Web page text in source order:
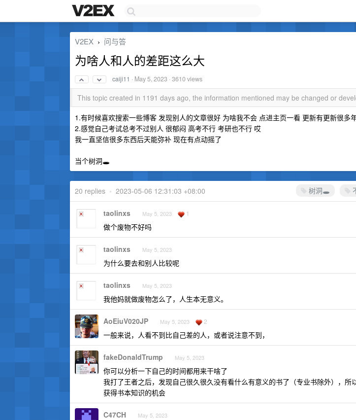
V2EX › 问与答
为啥人和人的差距这么大
caiji11 · May 5, 2023 · 3610 views
This topic created in 1191 days ago, the information mentioned may be changed or
1.有时候喜欢搜索一些博客 发现别人的文章很好 为啥我不会 点进主页一看 更新有更新很多
2.感觉自己考试总考不过别人 很郁闷 高考不行 考研也不行 哎
我一直坚信很多东西后天能弥补 现在有点动摇了
当个树洞🕳️
树洞🕳️
20 replies • 2023-05-06 12:31:03 +08:00
taolinxs May 5, 2023 1
做个废物不好吗
taolinxs May 5, 2023
为什么要去和别人比较呢
taolinxs May 5, 2023
我他妈就做废物怎么了，人生本无意义。
AoEiuV020JP May 5, 2023 2
一般来说，人看不到比自己差的人，或者说注意不到，
fakeDonaldTrump May 5, 2023
你可以分析一下自己的时间都用来干啥了
我打了王者之后，发现自己很久很久没有看什么有意义的书了（专业书除外），所
获得书本知识的机会
C47CH May 5, 2023